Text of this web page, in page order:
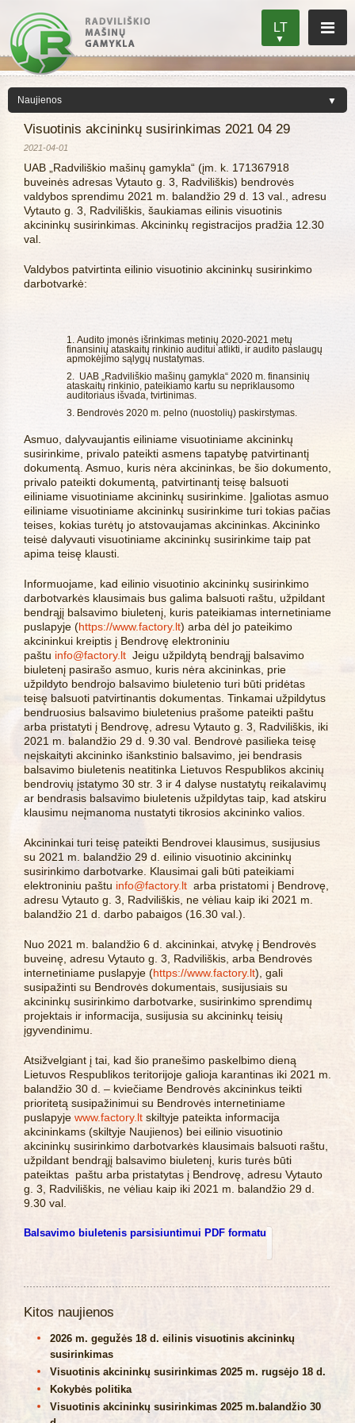
LT
Visuotinis akcininkų susirinkimas 2021 04 29
2021-04-01
UAB „Radviliškio mašinų gamykla“ (įm. k. 171367918
buveinės adresas Vytauto g. 3, Radviliškis) bendrovės
valdybos sprendimu 2021 m. balandžio 29 d. 13 val., adresu
Vytauto g. 3, Radviliškis, šaukiamas eilinis visuotinis
akcininkų susirinkimas. Akcininkų registracijos pradžia 12.30
val.
Valdybos patvirtinta eilinio visuotinio akcininkų susirinkimo
darbotvarkė:
Audito įmonės išrinkimas metinių 2020-2021 metų
finansinių ataskaitų rinkinio auditui atlikti, ir audito paslaugų
apmokėjimo sąlygų nustatymas.
UAB „Radviliškio mašinų gamykla“ 2020 m. finansinių
ataskaitų rinkinio, pateikiamo kartu su nepriklausomo
auditoriaus išvada, tvirtinimas.
Bendrovės 2020 m. pelno (nuostolių) paskirstymas.
Asmuo, dalyvaujantis eiliniame visuotiniame akcininkų
susirinkime, privalo pateikti asmens tapatybę patvirtinantį
dokumentą. Asmuo, kuris nėra akcininkas, be šio dokumento,
privalo pateikti dokumentą, patvirtinantį teisę balsuoti
eiliniame visuotiniame akcininkų susirinkime. Įgaliotas asmuo
eiliniame visuotiniame akcininkų susirinkime turi tokias pačias
teises, kokias turėtų jo atstovaujamas akcininkas. Akcininko
teisė dalyvauti visuotiniame akcininkų susirinkime taip pat
apima teisę klausti.
Informuojame, kad eilinio visuotinio akcininkų susirinkimo
darbotvarkės klausimais bus galima balsuoti raštu, užpildant
bendrąjį balsavimo biuletenį, kuris pateikiamas internetiniame
puslapyje (https://www.factory.lt) arba dėl jo pateikimo
akcininkui kreiptis į Bendrovę elektroniniu
paštu info@factory.lt Jeigu užpildytą bendrąjį balsavimo
biuletenį pasirašo asmuo, kuris nėra akcininkas, prie
užpildyto bendrojo balsavimo biuletenio turi būti pridėtas
teisę balsuoti patvirtinantis dokumentas. Tinkamai užpildytus
bendruosius balsavimo biuletenius prašome pateikti paštu
arba pristatyti į Bendrovę, adresu Vytauto g. 3, Radviliškis, iki
2021 m. balandžio 29 d. 9.30 val. Bendrovė pasilieka teisę
neįskaityti akcininko išankstinio balsavimo, jei bendrasis
balsavimo biuletenis neatitinka Lietuvos Respublikos akcinių
bendrovių įstatymo 30 str. 3 ir 4 dalyse nustatytų reikalavimų
ar bendrasis balsavimo biuletenis užpildytas taip, kad atskiru
klausimu neįmanoma nustatyti tikrosios akcininko valios.
Akcininkai turi teisę pateikti Bendrovei klausimus, susijusius
su 2021 m. balandžio 29 d. eilinio visuotinio akcininkų
susirinkimo darbotvarke. Klausimai gali būti pateikiami
elektroniniu paštu info@factory.lt arba pristatomi į Bendrovę,
adresu Vytauto g. 3, Radviliškis, ne vėliau kaip iki 2021 m.
balandžio 21 d. darbo pabaigos (16.30 val.).
Nuo 2021 m. balandžio 6 d. akcininkai, atvykę į Bendrovės
buveinę, adresu Vytauto g. 3, Radviliškis, arba Bendrovės
internetiniame puslapyje (https://www.factory.lt), gali
susipažinti su Bendrovės dokumentais, susijusiais su
akcininkų susirinkimo darbotvarke, susirinkimo sprendimų
projektais ir informacija, susijusia su akcininkų teisių
įgyvendinimu.
Atsižvelgiant į tai, kad šio pranešimo paskelbimo dieną
Lietuvos Respublikos teritorijoje galioja karantinas iki 2021 m.
balandžio 30 d. – kviečiame Bendrovės akcininkus teikti
prioritetą susipažinimui su Bendrovės internetiniame
puslapyje www.factory.lt skiltyje pateikta informacija
akcininkams (skiltyje Naujienos) bei eilinio visuotinio
akcininkų susirinkimo darbotvarkės klausimais balsuoti raštu,
užpildant bendrąjį balsavimo biuletenį, kuris turės būti
pateiktas paštu arba pristatytas į Bendrovę, adresu Vytauto
g. 3, Radviliškis, ne vėliau kaip iki 2021 m. balandžio 29 d.
9.30 val.
Balsavimo biuletenis parsisiuntimui PDF formatu
Kitos naujienos
2026 m. gegužės 18 d. eilinis visuotinis akcininkų
susirinkimas
Visuotinis akcininkų susirinkimas 2025 m. rugsėjo 18 d.
Kokybės politika
Visuotinis akcininkų susirinkimas 2025 m.balandžio 30